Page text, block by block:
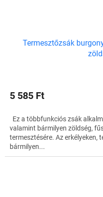
Termesztőzsák
5 585 Ft
Ez a többfunkciós zsák
valamint bármilyen zöldség,
termesztésére. Az erkélyeken,
bármilyen...